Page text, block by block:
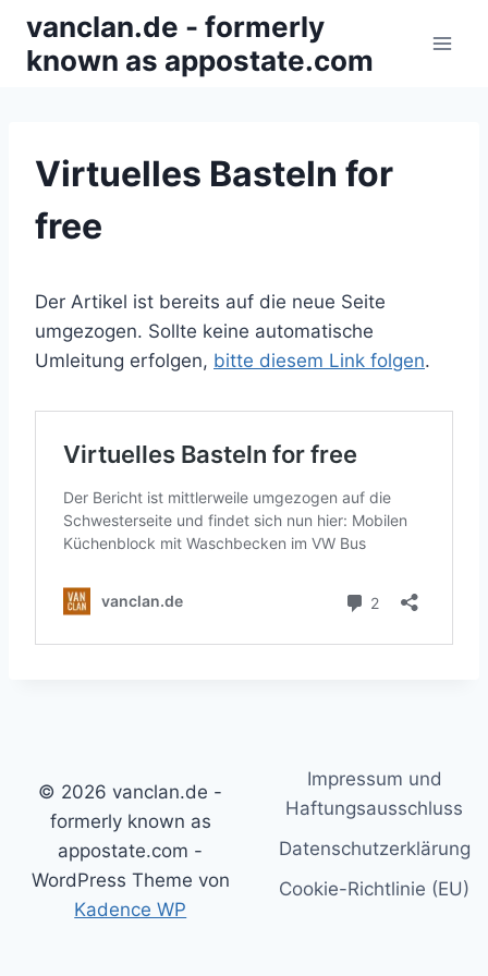
Inhalt
springen
vanclan.de - formerly
known as appostate.com
Virtuelles Basteln for
free
Der Artikel ist bereits auf die neue Seite
umgezogen. Sollte keine automatische
Umleitung erfolgen, bitte diesem Link folgen.
© 2026 vanclan.de -
formerly known as
appostate.com -
WordPress Theme von
Kadence WP
Impressum und
Haftungsausschluss
Datenschutzerklärung
Cookie-Richtlinie (EU)